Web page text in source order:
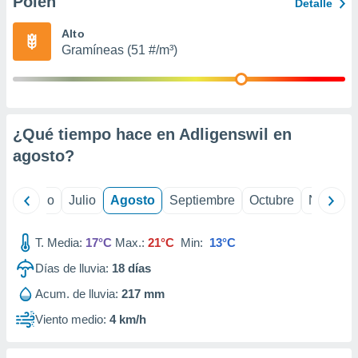
publicidad
1199
Detalle
Alto
Gramíneas (51 #/m³)
¿Qué tiempo hace en Adligenswil en
agosto?
Junio Julio Agosto Septiembre Octubre
T. Media: 17°C Max.: 21°C Min: 13°C
Días de lluvia: 18 días
Acum. de lluvia: 217 mm
Viento medio: 4 km/h